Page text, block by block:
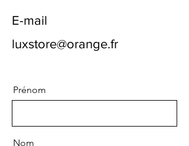
E-mail
luxstore@orange.fr
Prénom
Nom